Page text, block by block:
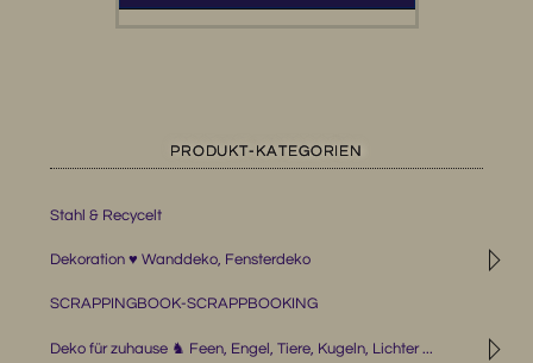
PRODUKT-KATEGORIEN
Stahl & Recycelt
◹
Dekoration ♥ Wanddeko, Fensterdeko
SCRAPPINGBOOK-SCRAPPBOOKING
◹
Deko für zuhause ♞ Feen, Engel, Tiere, Kugeln, Lichter ...